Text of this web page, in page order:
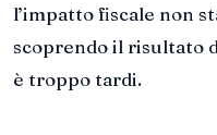
l’impatto fiscale non
scoprendo il risultato
è troppo tardi.